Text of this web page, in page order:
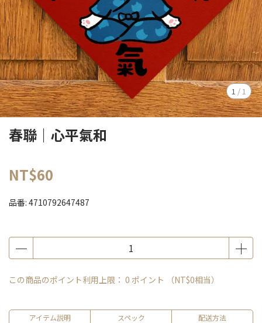
1 / 1
春聯｜心平氣和
NT$60
品番: 4710792647487
この商品のポイント利用上限： 0 ポイント （NT$0相当）
アイテム説明 スペック 配送方法